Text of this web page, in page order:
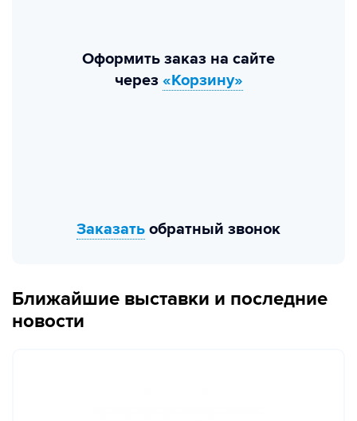
Оформить заказ на сайте
через «Корзину»
Заказать обратный звонок
Ближайшие выставки и последние
новости